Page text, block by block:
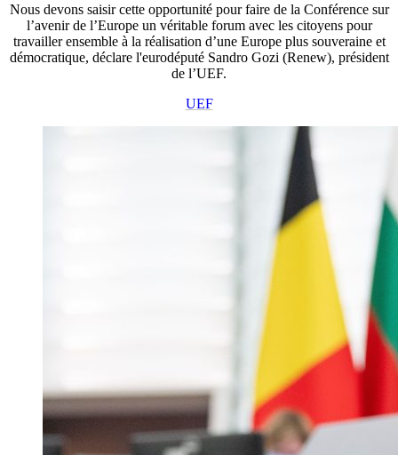
Nous devons saisir cette opportunité pour faire de la Conférence sur
l’avenir de l’Europe un véritable forum avec les citoyens pour
travailler ensemble à la réalisation d’une Europe plus souveraine et
démocratique, déclare l'eurodéputé Sandro Gozi (Renew), président
de l’UEF.
UEF